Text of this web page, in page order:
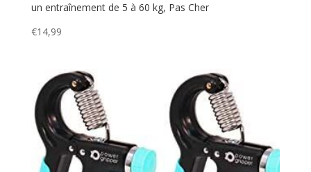
un entraînement de 5 à 60 kg, Pas Cher
€14,99